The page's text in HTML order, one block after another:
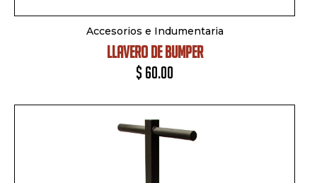
Accesorios e Indumentaria
LLAVERO DE BUMPER
$ 60.00